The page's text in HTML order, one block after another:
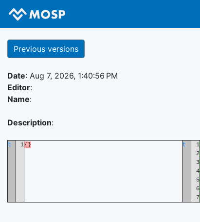
Previous versions
Date: Aug 7, 2026, 1:40:56 PM
Editor:
Name:
Description:
t 1{} t 1
2
3
4
5
6
7